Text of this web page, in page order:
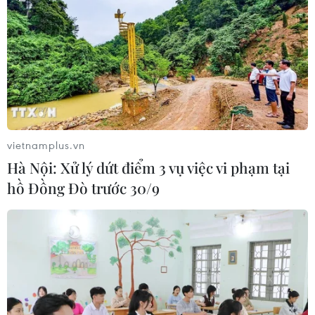
Hàng trăm bà bầu tham gia lễ cầu
an tại chùa Trấn Quốc
18/10/2015 08:46
Sáng 18/10, Kids Plaza tổ chức chuyến hành trình tâm
linh mang tên ‘Nói với con lời bình an’ tại Chùa Trấn
vietnamplus.vn
Hà Nội: Xử lý dứt điểm 3 vụ việc vi phạm tại
hồ Đồng Đò trước 30/9